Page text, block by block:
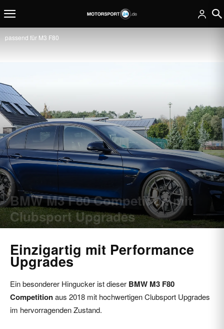
passend für M3 F80
BMW M3 F80 Competition mit
Clubsport Upgrades
Einzigartig mit Performance
Upgrades
Ein besonderer Hingucker ist dieser BMW M3 F80
Competitionaus 2018 mit hochwertigen Clubsport Upgrades
im hervorragenden Zustand.